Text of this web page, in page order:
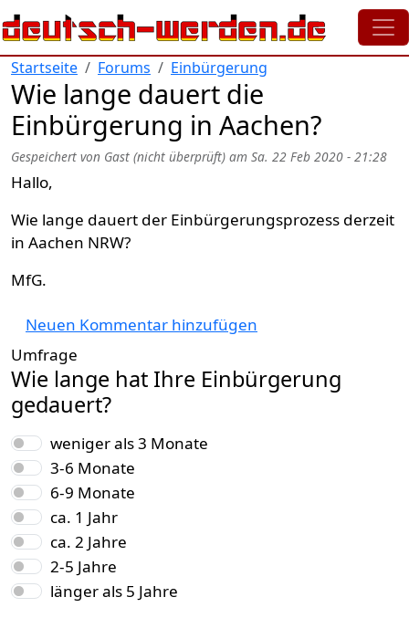
Direkt zum Inhalt
Startseite Forums Einbürgerung
Wie lange dauert die
Einbürgerung in Aachen?
Gespeichert von Gast (nicht überprüft) am Sa. 22 Feb 2020 - 21:28
Hallo,
Wie lange dauert der Einbürgerungsprozess derzeit
in Aachen NRW?
MfG.
Neuen Kommentar hinzufügen
Umfrage
Wie lange hat Ihre Einbürgerung
gedauert?
Auswahlmöglichkeiten
weniger als 3 Monate
3-6 Monate
6-9 Monate
ca. 1 Jahr
ca. 2 Jahre
2-5 Jahre
länger als 5 Jahre